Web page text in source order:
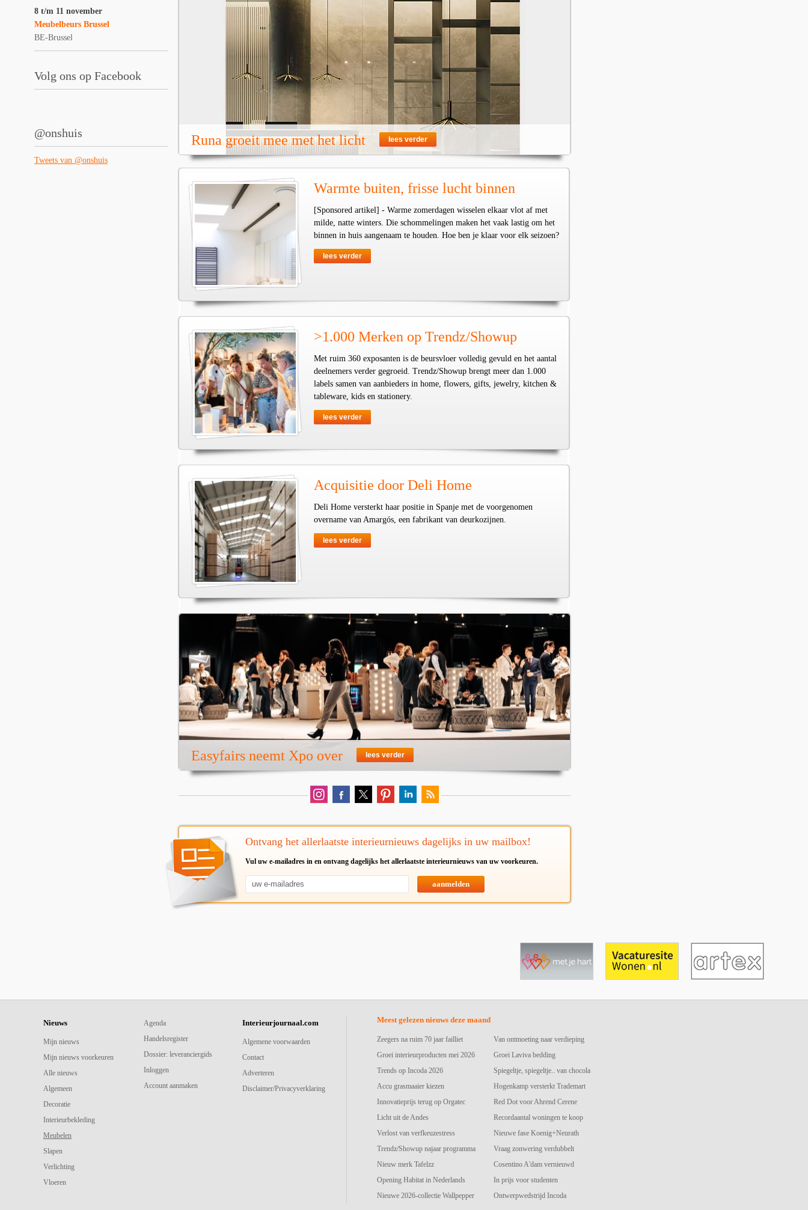
8 t/m 11 november
Meubelbeurs Brussel
BE-Brussel
Volg ons op Facebook
@onshuis
Tweets van @onshuis
Runa groeit mee met het licht lees verder
Warmte buiten, frisse lucht binnen
[Sponsored artikel] - Warme zomerdagen wisselen elkaar vlot af met
milde, natte winters. Die schommelingen maken het vaak lastig om het
binnen in huis aangenaam te houden. Hoe ben je klaar voor elk seizoen?
lees verder
>1.000 Merken op Trendz/Showup
Met ruim 360 exposanten is de beursvloer volledig gevuld en het aantal
deelnemers verder gegroeid. Trendz/Showup brengt meer dan 1.000
labels samen van aanbieders in home, flowers, gifts, jewelry, kitchen &
tableware, kids en stationery.
lees verder
Acquisitie door Deli Home
Deli Home versterkt haar positie in Spanje met de voorgenomen
overname van Amargós, een fabrikant van deurkozijnen.
lees verder
Easyfairs neemt Xpo over lees verder
Ontvang het allerlaatste interieurnieuws dagelijks in uw mailbox!
Vul uw e-mailadres in en ontvang dagelijks het allerlaatste interieurnieuws van uw voorkeuren.
aanmelden
Nieuws
Mijn nieuws
Mijn nieuws voorkeuren
Alle nieuws
Algemeen
Decoratie
Interieurbekleding
Meubelen
Slapen
Verlichting
Vloeren
Agenda
Handelsregister
Dossier: leveranciergids
Inloggen
Account aanmaken
Interieurjournaal.com
Algemene voorwaarden
Contact
Adverteren
Disclaimer/Privacyverklaring
Meest gelezen nieuws deze maand
Zeegers na ruim 70 jaar failliet
Groei interieurproducten mei 2026
Trends op Incoda 2026
Accu grasmaaier kiezen
Innovatieprijs terug op Orgatec
Licht uit de Andes
Verlost van verfkeuzestress
Trendz/Showup najaar programma
Nieuw merk Tafelzz
Opening Habitat in Nederlands
Nieuwe 2026-collectie Wallpepper
Van ontmoeting naar verdieping
Groei Laviva bedding
Spiegeltje, spiegeltje.. van chocola
Hogenkamp versterkt Trademart
Red Dot voor Ahrend Cerene
Recordaantal woningen te koop
Nieuwe fase Koenig+Neurath
Vraag zonwering verdubbelt
Cosentino A'dam vernieuwd
In prijs voor studenten
Ontwerpwedstrijd Incoda